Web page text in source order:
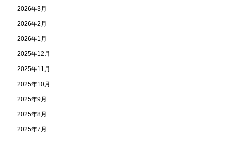
2026年3月
2026年2月
2026年1月
2025年12月
2025年11月
2025年10月
2025年9月
2025年8月
2025年7月